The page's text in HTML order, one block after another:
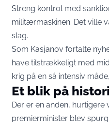
Streng kontrol med
militærmaskinen. Det ville
slag.
Som Kasjanov fortalte
have tilstrækkeligt med
krig på en så intensiv
Et blik på
Der er en anden, hurtigere
premierminister blev